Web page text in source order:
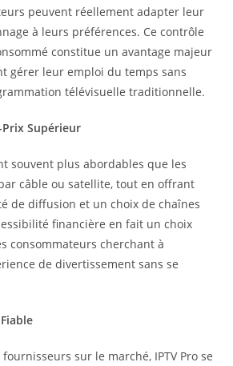
peuvent réellement adapter leur
à leurs préférences. Ce contrôle
constitue un avantage majeur
gérer leur emploi du temps sans
télévisuelle traditionnelle.
Supérieur
souvent plus abordables que les
câble ou satellite, tout en offrant
de diffusion et un choix de chaînes
financière en fait un choix
consommateurs cherchant à
de divertissement sans se
sur le marché, IPTV Pro se